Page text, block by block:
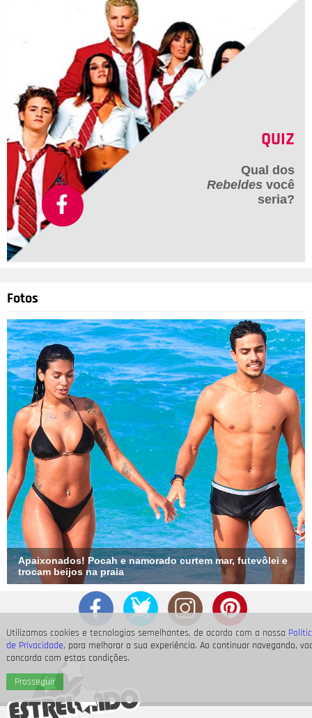
Utilizamos cookies e tecnologias semelhantes, de acordo com a nossa
de Privacidade, para melhorar a sua experiência. Ao continuar navegando,
concorda com estas condições.
Prosseguir
QUIZ
Qual dos
Rebeldes você
seria?
Fotos
Apaixonados! Pocah e namorado curtem mar, futevôlei e
trocam beijos na praia